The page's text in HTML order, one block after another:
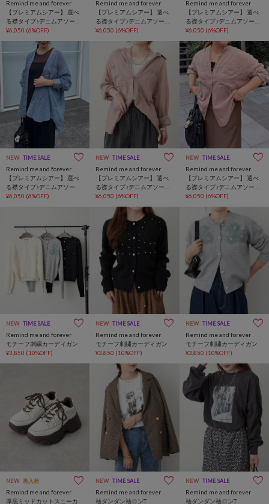
Remind me and forever
【プレミアムシアー】 選べ
る襟タイプ♪デニムアソート
カラーオーバーシャツ
¥6,050 (6%OFF)
Remind me and forever
【プレミアムシアー】 選べ
る襟タイプ♪デニムアソート
カラーオーバーシャツ
¥6,050 (6%OFF)
Remind me and forever
【プレミアムシアー】 選べ
る襟タイプ♪デニムアソート
カラーオーバーシャツ
¥6,050 (6%OFF)
NEW TIME SALE
Remind me and forever
【プレミアムシアー】 選べ
る襟タイプ♪デニムアソート
カラーオーバーシャツ
¥6,050 (6%OFF)
NEW TIME SALE
Remind me and forever
【プレミアムシアー】 選べ
る襟タイプ♪デニムアソート
カラーオーバーシャツ
¥6,050 (6%OFF)
NEW TIME SALE
Remind me and forever
【プレミアムシアー】 選べ
る襟タイプ♪デニムアソート
カラーオーバーシャツ
¥6,050 (6%OFF)
NEW TIME SALE
Remind me and forever
モチーフ刺繍カーディガン
¥3,850 (10%OFF)
NEW TIME SALE
Remind me and forever
モチーフ刺繍カーディガン
¥3,850 (10%OFF)
NEW TIME SALE
Remind me and forever
モチーフ刺繍カーディガン
¥3,850 (10%OFF)
NEW 再入荷
Remind me and forever
厚底ミッドカットスニーカ
NEW TIME SALE
Remind me and forever
袖ダンダン袖ロンT
NEW TIME SALE
Remind me and forever
袖ダンダン袖ロンT